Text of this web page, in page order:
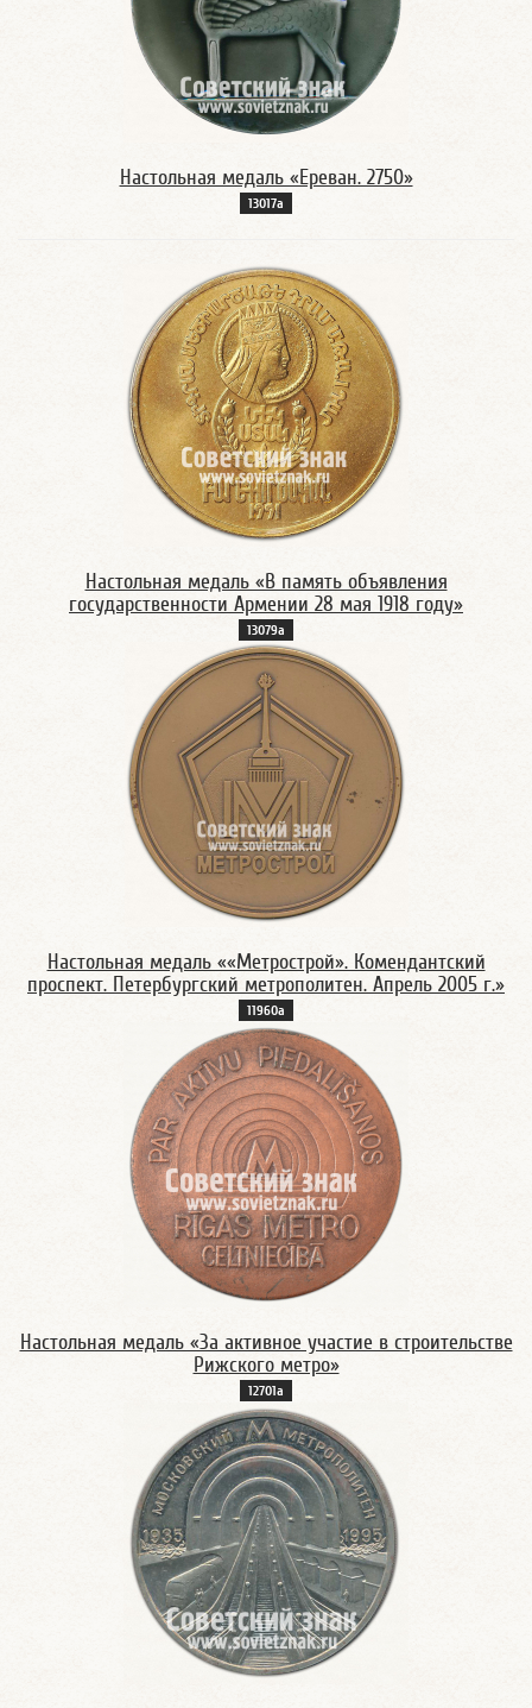
Настольная медаль «Ереван. 2750»
13017а
Настольная медаль «В память объявления
государственности Армении 28 мая 1918 году»
13079а
Настольная медаль ««Метрострой». Комендантский
проспект. Петербургский метрополитен. Апрель 2005 г.»
11960а
Настольная медаль «За активное участие в строительстве
Рижского метро»
12701а